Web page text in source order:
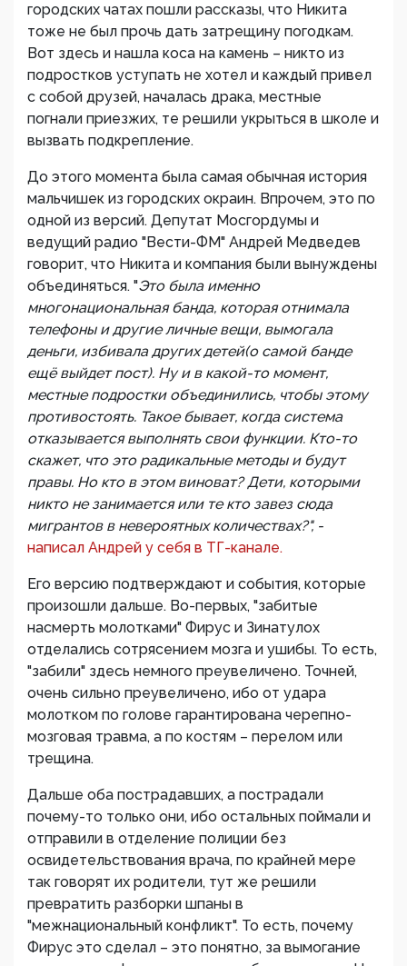
городских чатах пошли рассказы, что Никита
тоже не был прочь дать затрещину погодкам.
Вот здесь и нашла коса на камень – никто из
подростков уступать не хотел и каждый привел
с собой друзей, началась драка, местные
погнали приезжих, те решили укрыться в школе и
вызвать подкрепление.
До этого момента была самая обычная история
мальчишек из городских окраин. Впрочем, это по
одной из версий. Депутат Мосгордумы и
ведущий радио "Вести-ФМ" Андрей Медведев
говорит, что Никита и компания были вынуждены
объединяться. "Это была именно
многонациональная банда, которая отнимала
телефоны и другие личные вещи, вымогала
деньги, избивала других детей(о самой банде
ещё выйдет пост). Ну и в какой-то момент,
местные подростки объединились, чтобы этому
противостоять. Такое бывает, когда система
отказывается выполнять свои функции. Кто-то
скажет, что это радикальные методы и будут
правы. Но кто в этом виноват? Дети, которыми
никто не занимается или те кто завез сюда
мигрантов в невероятных количествах?", -
написал Андрей у себя в ТГ-канале.
Его версию подтверждают и события, которые
произошли дальше. Во-первых, "забитые
насмерть молотками" Фирус и Зинатулох
отделались сотрясением мозга и ушибы. То есть,
"забили" здесь немного преувеличено. Точней,
очень сильно преувеличено, ибо от удара
молотком по голове гарантирована черепно-
мозговая травма, а по костям – перелом или
трещина.
Дальше оба пострадавших, а пострадали
почему-то только они, ибо остальных поймали и
отправили в отделение полиции без
освидетельствования врача, по крайней мере
так говорят их родители, тут же решили
превратить разборки шпаны в
"межнациональный конфликт". То есть, почему
Фирус это сделал – это понятно, за вымогание